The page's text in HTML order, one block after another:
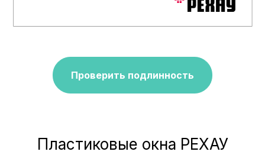
Проверить подлинность
Пластиковые окна РЕХАУ